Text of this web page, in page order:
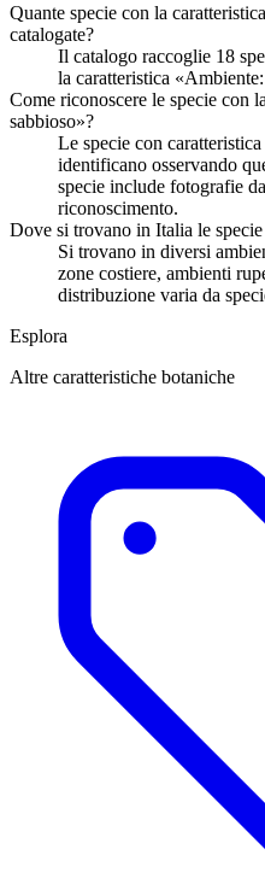
Quante specie con la
catalogate?
Il catalogo raccoglie 18
la caratteristica
Come riconoscere le specie con
sabbioso»?
Le specie con
identificano osservando
specie include fotografie
riconoscimento.
Dove si trovano in Italia le
Si trovano in diversi
zone costiere, ambienti
distribuzione varia da
Esplora
Altre caratteristiche botaniche